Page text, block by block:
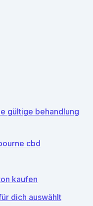
gültige behandlung
cbd
kaufen
dich auswählt